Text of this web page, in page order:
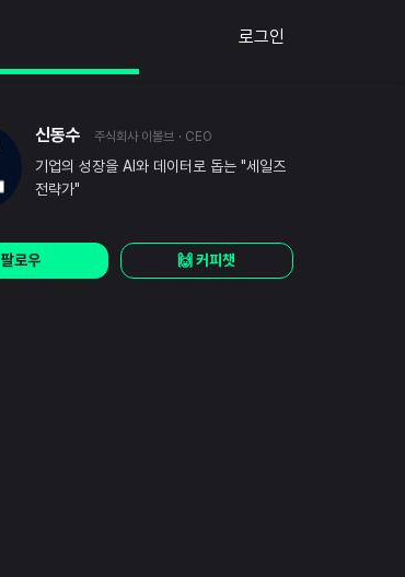
로그인
신동수 주식회사 이볼브 · CEO
기업의 성장을 AI와 데이터로 돕는 "세일즈
전략가"
팔로우 🙌 커피챗